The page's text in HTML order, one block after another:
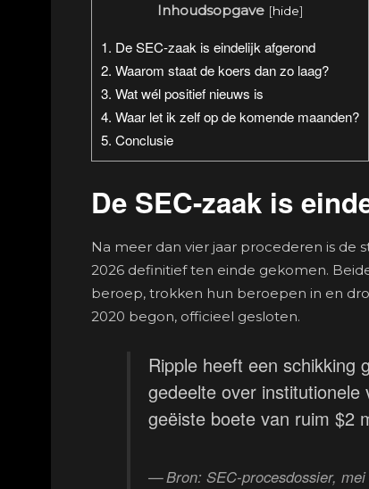
Inhoudsopgave [hide]
1. De SEC-zaak is eindelijk afgerond
2. Waarom staat de koers dan zo laag?
3. Wat wél positief nieuws is
4. Waar let ik zelf op de komende maanden?
5. Conclusie
De SEC-zaak is
Na meer dan vier jaar procederen is de
2026 definitief ten einde gekomen.
beroep, trokken hun beroepen in en
2020 begon, officieel gesloten.
Ripple heeft een schikking
gedeelte over
geëiste boete van ruim $2
Bron: SEC-procesdossier,